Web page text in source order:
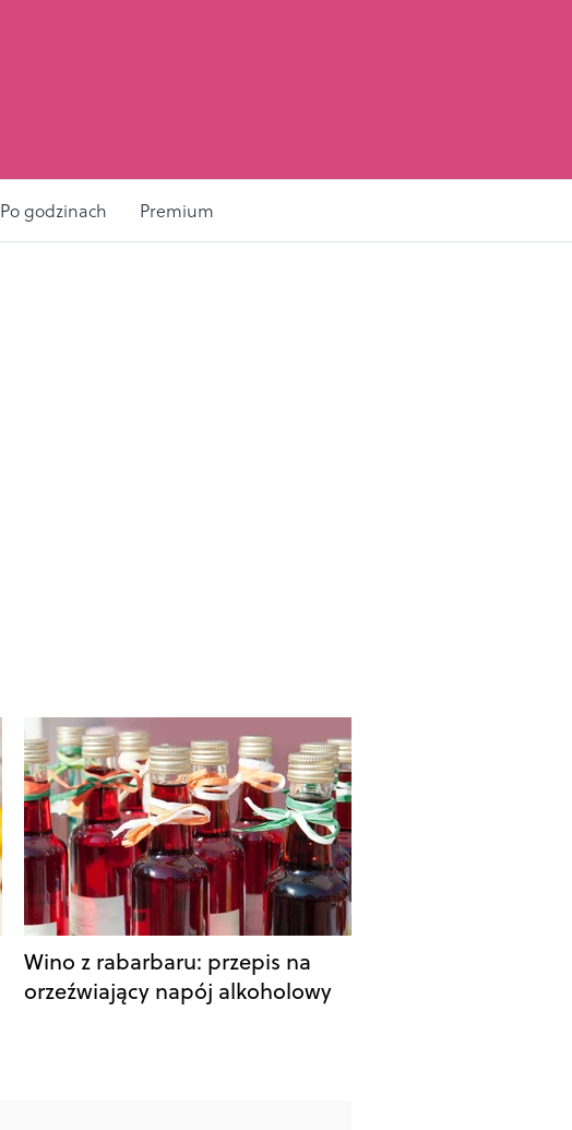
Po godzinach Premium
Wino z rabarbaru: przepis na
orzeźwiający napój alkoholowy